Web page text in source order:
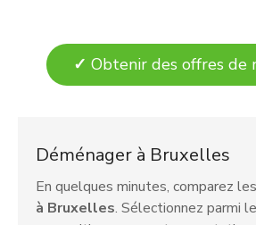
✓ Obtenir des offres de
Déménager à Bruxelles
En quelques minutes, comparez les
à Bruxelles. Sélectionnez parmi